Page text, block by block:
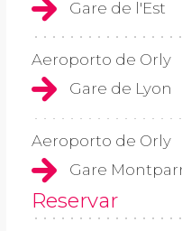
Gare de l'Est
Aeroporto de Orly
Gare de Lyon
Aeroporto de Orly
Gare
Reservar